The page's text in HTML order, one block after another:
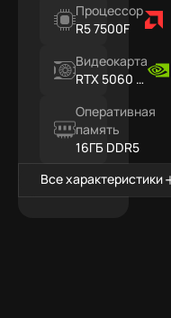
Процессор
R5 7500F
Видеокарта
RTX 5060 Ti
Оперативная
память
16ГБ DDR5
Все характеристики